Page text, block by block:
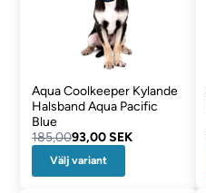
Aqua Coolkeeper Kylande
Halsband Aqua Pacific
Blue
185,0093,00 SEK
Välj variant